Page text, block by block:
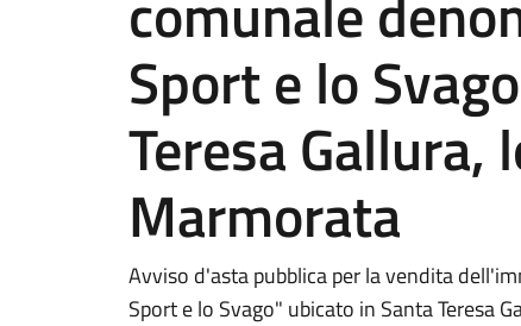
Sport e lo
Teresa Gallura,
Marmorata
Avviso d'asta pubblica per la vendita
Sport e lo Svago" ubicato in Santa Teresa